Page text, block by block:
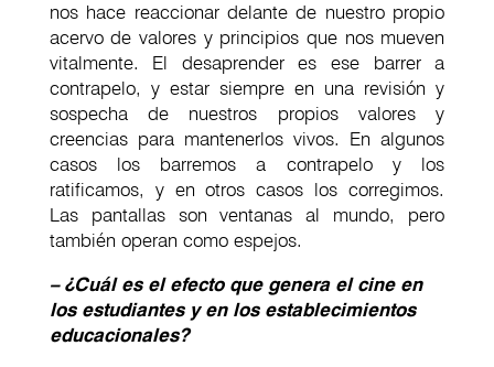
nos hace reaccionar delante de nuestro propio
acervo de valores y principios que nos mueven
vitalmente. El desaprender es ese barrer a
contrapelo, y estar siempre en una revisión y
sospecha de nuestros propios valores y
creencias para mantenerlos vivos. En algunos
casos los barremos a contrapelo y los
ratificamos, y en otros casos los corregimos.
Las pantallas son ventanas al mundo, pero
también operan como espejos.
– ¿Cuál es el efecto que genera el cine en
los estudiantes y en los establecimientos
educacionales?